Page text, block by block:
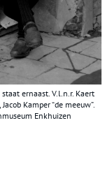
ernaast. V.l.n.r. Kaert
Kamper “de meeuw”.
Enkhuizen